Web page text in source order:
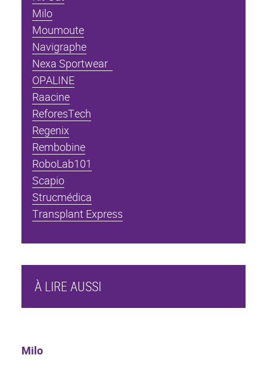
À LIRE AUSSI
Milo
Milo
Moumoute
Navigraphe
Nexa Sportwear
OPALINE
Raacine
ReforesTech
Regenix
Rembobine
RoboLab101
Scapio
Strucmédica
Transplant Express